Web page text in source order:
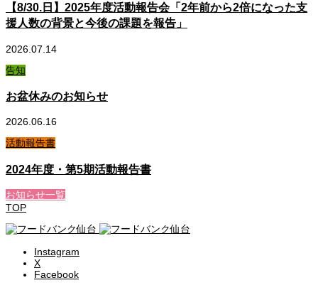
【8/30.日】2025年度活動報告会「2年前から2倍になった支
援人数の背景と今後の課題を報告」
2026.07.14
告知
お盆休みのお知らせ
2026.06.16
活動報告書
2024年度・第5期活動報告書
お知らせ一覧
TOP
Instagram
X
Facebook